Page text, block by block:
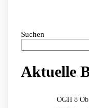
Suchen
Aktuelle
OGH 8